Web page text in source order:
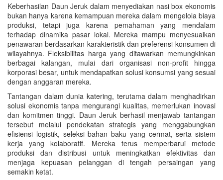
Keberhasilan Daun Jeruk dalam menyediakan nasi box ekonomis
bukan hanya karena kemampuan mereka dalam mengelola biaya
produksi, tetapi juga karena pemahaman yang mendalam
terhadap dinamika pasar lokal. Mereka mampu menyesuaikan
penawaran berdasarkan karakteristik dan preferensi konsumen di
wilayahnya. Fleksibilitas harga yang ditawarkan memungkinkan
berbagai kalangan, mulai dari organisasi non-profit hingga
korporasi besar, untuk mendapatkan solusi konsumsi yang sesuai
dengan anggaran mereka.
Tantangan dalam dunia katering, terutama dalam menghadirkan
solusi ekonomis tanpa mengurangi kualitas, memerlukan inovasi
dan komitmen tinggi. Daun Jeruk berhasil menjawab tantangan
tersebut melalui pendekatan strategis yang menggabungkan
efisiensi logistik, seleksi bahan baku yang cermat, serta sistem
kerja yang kolaboratif. Mereka terus memperbarui metode
produksi dan distribusi untuk meningkatkan efektivitas dan
menjaga kepuasan pelanggan di tengah persaingan yang
semakin ketat.